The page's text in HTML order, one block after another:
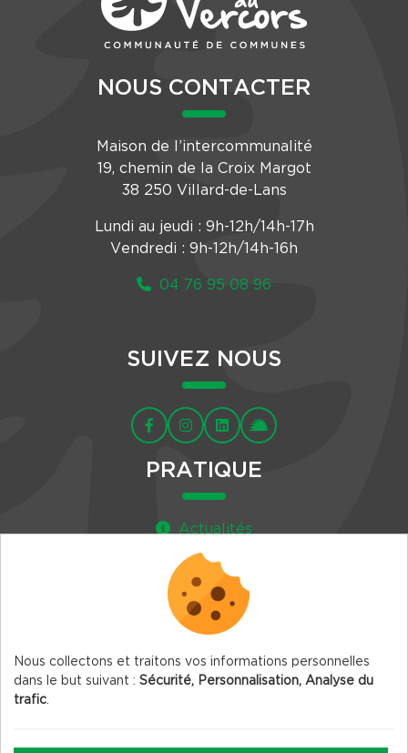
NOUS CONTACTER
Maison de l’intercommunalité
19, chemin de la Croix Margot
38 250 Villard-de-Lans
Lundi au jeudi : 9h-12h/14h-17h
Vendredi : 9h-12h/14h-16h
04 76 95 08 96
SUIVEZ NOUS
PRATIQUE
Actualités
Agenda
Newsletter
Nous collectons et traitons vos informations personnelles
dans le but suivant : Sécurité, Personnalisation, Analyse du
trafic.